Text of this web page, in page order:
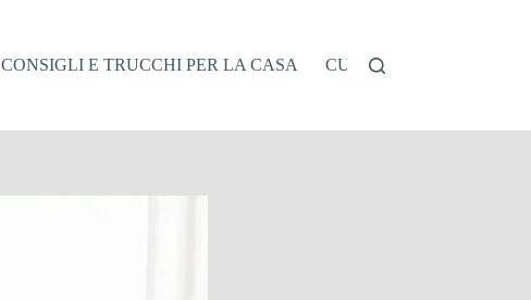
CONSIGLI E TRUCCHI PER LA CASA CUCINA E RICETTE